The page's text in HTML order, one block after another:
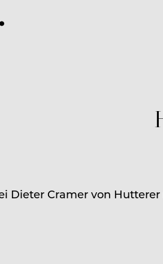
Dieter Cramer von